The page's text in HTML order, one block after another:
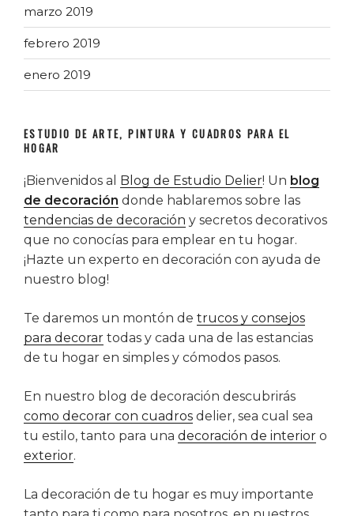
marzo 2019
febrero 2019
enero 2019
ESTUDIO DE ARTE, PINTURA Y CUADROS PARA EL
HOGAR
¡Bienvenidos al Blog de Estudio Delier! Un blog
de decoración donde hablaremos sobre las
tendencias de decoración y secretos decorativos
que no conocías para emplear en tu hogar.
¡Hazte un experto en decoración con ayuda de
nuestro blog!
Te daremos un montón de trucos y consejos
para decorar todas y cada una de las estancias
de tu hogar en simples y cómodos pasos.
En nuestro blog de decoración descubrirás
como decorar con cuadros delier, sea cual sea
tu estilo, tanto para una decoración de interior o
exterior.
La decoración de tu hogar es muy importante